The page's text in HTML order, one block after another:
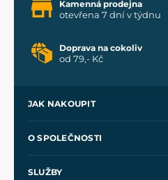
Kamenná prodejna
otevřena 7 dní v týdnu
Doprava na cokoliv
od 79,- Kč
JAK NAKOUPIT
Velkoobchod
O SPOLEČNOSTI
SLUŽBY